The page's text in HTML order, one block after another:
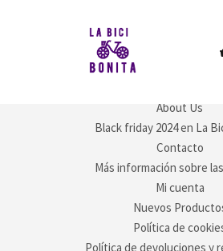
About Us
Black friday 2024 en La
Contacto
Más información sobre
Mi cuenta
Nuevos
Política de
Política de devoluciones y